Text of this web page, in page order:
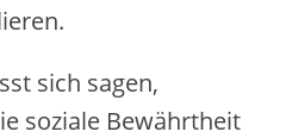
s‬ich sagen,
soziale Bewährtheit